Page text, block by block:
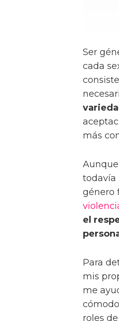
Ser
cada
más
todavía
género
el
Para
mis
me
roles